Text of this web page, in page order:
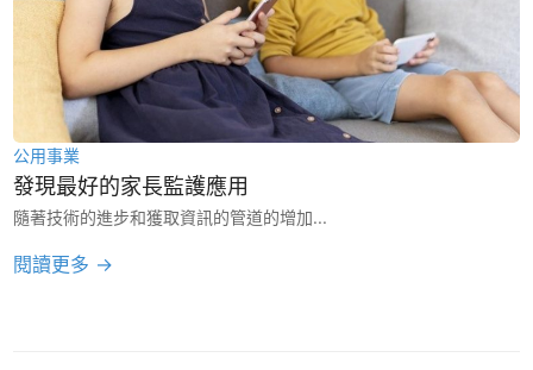
公用事業
發現最好的家長監護應用
隨著技術的進步和獲取資訊的管道的增加...
閱讀更多 →